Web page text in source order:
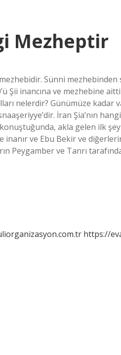
Mezheptir
Sünni mezhebinden
Şii inancına ve mezhebine
nelerdir? Günümüze kadar
İran Şia’nın
akla gelen ilk şey
inanır ve Ebu Bekir ve
Peygamber ve Tanrı
https://